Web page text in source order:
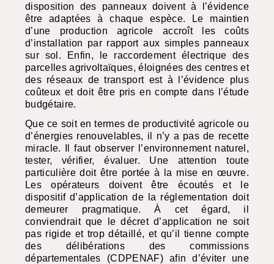
disposition des panneaux doivent à l’évidence
être adaptées à chaque espèce. Le maintien
d’une production agricole accroît les coûts
d’installation par rapport aux simples panneaux
sur sol. Enfin, le raccordement électrique des
parcelles agrivoltaïques, éloignées des centres et
des réseaux de transport est à l’évidence plus
coûteux et doit être pris en compte dans l’étude
budgétaire.
Que ce soit en termes de productivité agricole ou
d’énergies renouvelables, il n’y a pas de recette
miracle. Il faut observer l’environnement naturel,
tester, vérifier, évaluer. Une attention toute
particulière doit être portée à la mise en œuvre.
Les opérateurs doivent être écoutés et le
dispositif d’application de la réglementation doit
demeurer pragmatique. À cet égard, il
conviendrait que le décret d’application ne soit
pas rigide et trop détaillé, et qu’il tienne compte
des délibérations des commissions
départementales (CDPENAF) afin d’éviter une